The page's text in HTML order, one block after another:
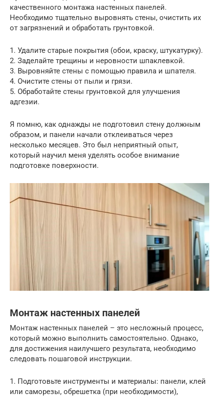
качественного монтажа настенных панелей.
Необходимо тщательно выровнять стены, очистить их
от загрязнений и обработать грунтовкой.
1. Удалите старые покрытия (обои, краску, штукатурку).
2. Заделайте трещины и неровности шпаклевкой.
3. Выровняйте стены с помощью правила и шпателя.
4. Очистите стены от пыли и грязи.
5. Обработайте стены грунтовкой для улучшения
адгезии.
Я помню, как однажды не подготовил стену должным
образом, и панели начали отклеиваться через
несколько месяцев. Это был неприятный опыт,
который научил меня уделять особое внимание
подготовке поверхности.
Монтаж настенных панелей
Монтаж настенных панелей – это несложный процесс,
который можно выполнить самостоятельно. Однако,
для достижения наилучшего результата, необходимо
следовать пошаговой инструкции.
1. Подготовьте инструменты и материалы: панели, клей
или саморезы, обрешетка (при необходимости),